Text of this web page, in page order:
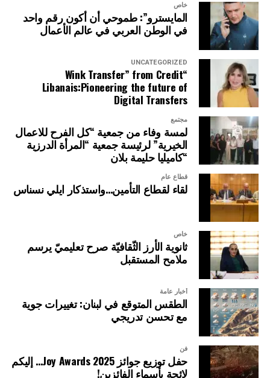
خاص
المايسترو”: طموحي أن أكون رقم واحد
في الوطن العربي في عالم الأعمال
UNCATEGORIZED
“Wink Transfer” from Credit
Libanais:Pioneering the future of
Digital Transfers
مجتمع
لمسة وفاء من جمعية “كل الفرح للاعمال
الخيرية” لرئيسة جمعية “المرأة الدرزية
“كاميليا حليمة بلان
قطاع عام
لقاء لقطاع التأمين…واستذكار ايلي نسناس
خاص
ثانوية الأرز الثّقافيّة صرح تعليميّ يرسم
ملامح المستقبل
أخبار عامة
الطقس المتوقع في لبنان: تغييرات جوية
مع تحسن تدريجي
فن
حفل توزيع جوائز Joy Awards 2025… إليكم
لائحة بأسماء الفائزين!